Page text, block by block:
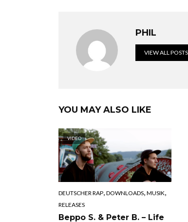
PHIL
VIEW ALL POSTS
YOU MAY ALSO LIKE
VIDEO
DEUTSCHER RAP DOWNLOADS MUSIK
RELEASES
Beppo S. & Peter B. – Life